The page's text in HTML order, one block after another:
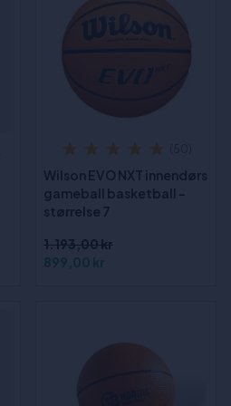
Wilson EVO NXT innendørs
gameball basketball -
størrelse 7
1.193,00 kr
899,00 kr